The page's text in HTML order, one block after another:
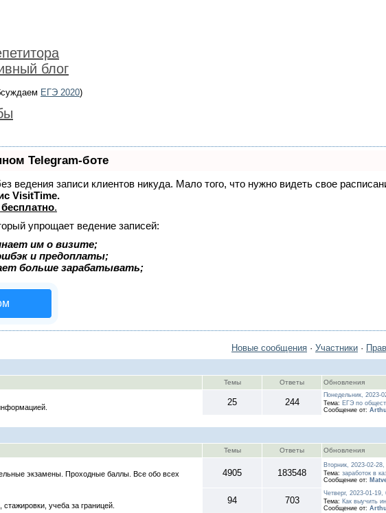
блог
ЕГЭ 2020)
Telegram-боте
ведения записи клиентов никуда. Мало того, что нужно видеть свое
VisitTime.
.
упрощает ведение записей:
им о визите;
и предоплаты;
больше зарабатывать;
Новые сообщения · Участники ·
Темы Ответы Обновления
25 244
Понедельник, 2023-
Тема: ЕГЭ по
Сообщение от:
Темы Ответы Обновления
экзамены. Проходные баллы. Все обо всех
4905 183548
Вторник, 2023-02-
Тема: заработок в
Сообщение от:
учеба за границей. 94 703
Четверг, 2023-01-19,
Тема: Как выучить
Сообщение от: